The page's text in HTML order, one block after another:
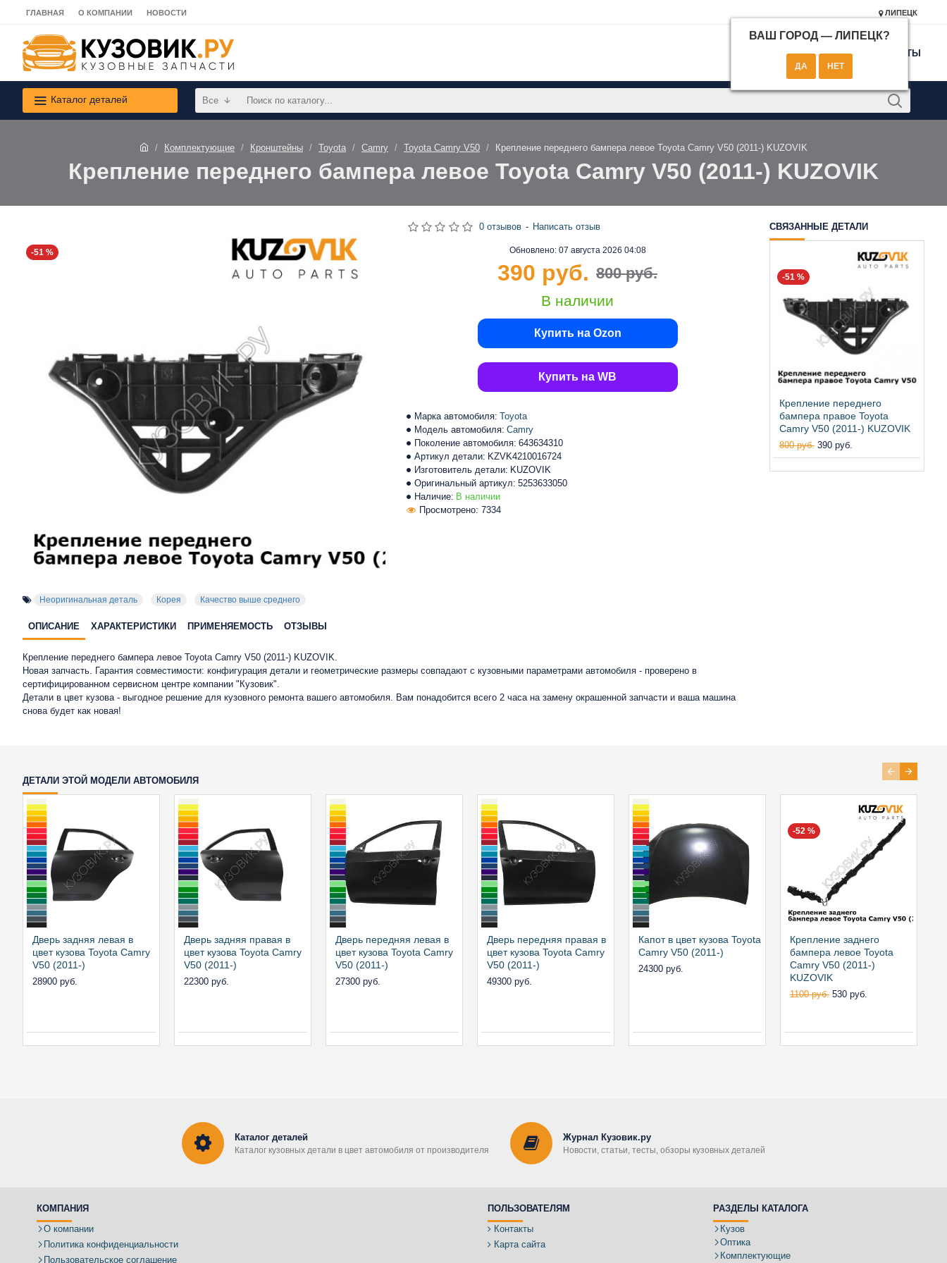
ГЛАВНАЯ О КОМПАНИИ НОВОСТИ ЛИПЕЦК
ВАШ ГОРОД — ЛИПЕЦК?
КОНТАКТЫ
Каталог деталей Все
Комплектующие Кронштейны Toyota Camry Toyota Camry V50 Крепление переднего бампера левое Toyota Camry V50 (2011-) KUZOVIK
Крепление переднего бампера левое Toyota Camry V50 (2011-) KUZOVIK
-51 %
Неоригинальная деталь Корея Качество выше среднего
Наличие: В наличии
Марка автомобиля: Toyota
Модель автомобиля: Camry
Поколение автомобиля: 643634310
Артикул детали: KZVK4210016724
Изготовитель детали: KUZOVIK
Оригинальный артикул: 5253633050
Просмотрено: 7334
Обновлено: 07 августа 2026 04:08
В наличии
0 отзывов - Написать отзыв
800 руб.
390 руб.
Купить на Ozon
Купить на WB
ОПИСАНИЕ ХАРАКТЕРИСТИКИ ПРИМЕНЯЕМОСТЬ ОТЗЫВЫ
Крепление переднего бампера левое Toyota Camry V50 (2011-) KUZOVIK.
Новая запчасть. Гарантия совместимости: конфигурация детали и геометрические размеры совпадают с кузовными параметрами автомобиля - проверено в
сертифицированном сервисном центре компании "Кузовик".
Детали в цвет кузова - выгодное решение для кузовного ремонта вашего автомобиля. Вам понадобится всего 2 часа на замену окрашенной запчасти и ваша машина
снова будет как новая!
СВЯЗАННЫЕ ДЕТАЛИ
-51 %
Крепление переднего
бампера правое Toyota
Camry V50 (2011-) KUZOVIK
800 руб. 390 руб.
ДЕТАЛИ ЭТОЙ МОДЕЛИ АВТОМОБИЛЯ
Дверь задняя левая в
цвет кузова Toyota Camry
V50 (2011-)
28900 руб.
Дверь задняя правая в
цвет кузова Toyota Camry
V50 (2011-)
22300 руб.
Дверь передняя левая в
цвет кузова Toyota Camry
V50 (2011-)
27300 руб.
Дверь передняя правая в
цвет кузова Toyota Camry
V50 (2011-)
49300 руб.
Капот в цвет кузова Toyota
Camry V50 (2011-)
24300 руб.
-52 %
Крепление заднего
бампера левое Toyota
Camry V50 (2011-)
KUZOVIK
1100 руб. 530 руб.
Каталог деталей
Каталог кузовных детали в цвет автомобиля от производителя
Журнал Кузовик.ру
Новости, статьи, тесты, обзоры кузовных деталей
КОМПАНИЯ
О компании
Политика конфиденциальности
Пользовательское соглашение
ПОЛЬЗОВАТЕЛЯМ
Контакты
Карта сайта
РАЗДЕЛЫ КАТАЛОГА
Кузов
Оптика
Комплектующие